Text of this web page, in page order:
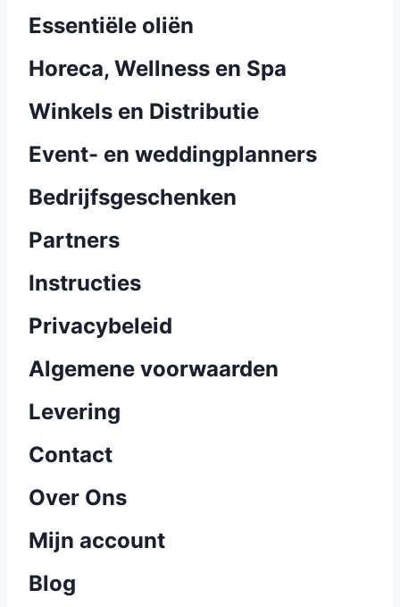
Essentiële oliën
Horeca, Wellness en Spa
Winkels en Distributie
Event- en weddingplanners
Bedrijfsgeschenken
Partners
Instructies
Privacybeleid
Algemene voorwaarden
Levering
Contact
Over Ons
Mijn account
Blog